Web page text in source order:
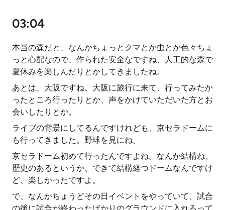
03:04
本当の森だと、なんかちょっとクマとか虫とか色々ちょ
っと心配なので、作られた安全なですね、人工的な森で
夏休みを楽しんだりとかしてきましたね。
あとは、大阪ですね。大阪に旅行に来て、行ってみたか
ったところ行ったりとか、声をかけていただいた方とお
会いしたりとか。
ライブの背景にしてるんですけれども、京セラドームに
も行ってきました。野球を見にね。
京セラドーム初めて行ったんですよね。なんか結構ね、
歴史のあるというか、できて結構経つドームなんですけ
ど、楽しかったですよ。
で、なんかちょうどその日イベントをやっていて、試合